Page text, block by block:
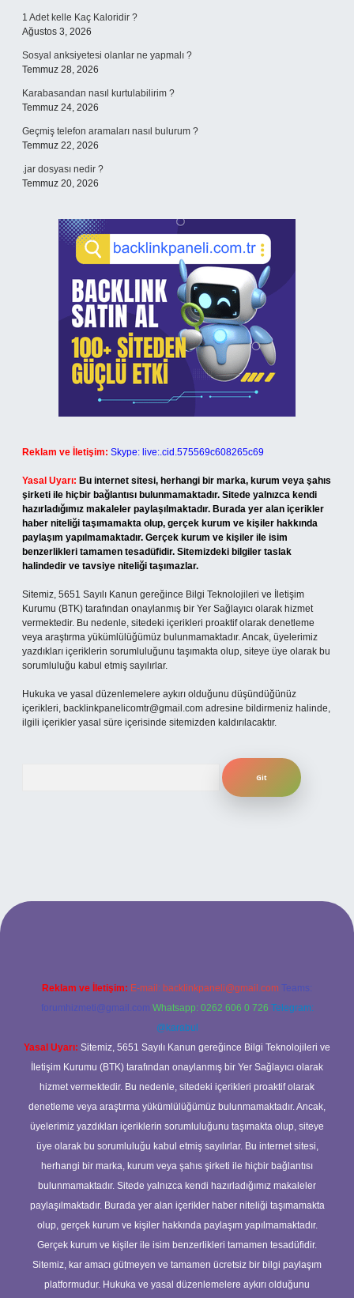
1 Adet kelle Kaç Kaloridir ?
Ağustos 3, 2026
Sosyal anksiyetesi olanlar ne yapmalı ?
Temmuz 28, 2026
Karabasandan nasıl kurtulabilirim ?
Temmuz 24, 2026
Geçmiş telefon aramaları nasıl bulurum ?
Temmuz 22, 2026
.jar dosyası nedir ?
Temmuz 20, 2026
Reklam ve İletişim: Skype: live:.cid.575569c608265c69
Yasal Uyarı: Bu internet sitesi, herhangi bir marka, kurum veya şahıs
şirketi ile hiçbir bağlantısı bulunmamaktadır. Sitede yalnızca kendi
hazırladığımız makaleler paylaşılmaktadır. Burada yer alan içerikler
haber niteliği taşımamakta olup, gerçek kurum ve kişiler hakkında
paylaşım yapılmamaktadır. Gerçek kurum ve kişiler ile isim
benzerlikleri tamamen tesadüfidir. Sitemizdeki bilgiler taslak
halindedir ve tavsiye niteliği taşımazlar.
Sitemiz, 5651 Sayılı Kanun gereğince Bilgi Teknolojileri ve İletişim
Kurumu (BTK) tarafından onaylanmış bir Yer Sağlayıcı olarak hizmet
vermektedir. Bu nedenle, sitedeki içerikleri proaktif olarak denetleme
veya araştırma yükümlülüğümüz bulunmamaktadır. Ancak, üyelerimiz
yazdıkları içeriklerin sorumluluğunu taşımakta olup, siteye üye olarak bu
sorumluluğu kabul etmiş sayılırlar.
Hukuka ve yasal düzenlemelere aykırı olduğunu düşündüğünüz
içerikleri, backlinkpanelicomtr@gmail.com adresine bildirmeniz halinde,
ilgili içerikler yasal süre içerisinde sitemizden kaldırılacaktır.
yeni giriş adresi
Reklam ve İletişim: E-mail: backlinkpaneli@gmail.com Teams:
forumhizmeti@gmail.com Whatsapp: 0262 606 0 726 Telegram:
@karabul
Yasal Uyarı: Sitemiz, 5651 Sayılı Kanun gereğince Bilgi Teknolojileri ve
İletişim Kurumu (BTK) tarafından onaylanmış bir Yer Sağlayıcı olarak
hizmet vermektedir. Bu nedenle, sitedeki içerikleri proaktif olarak
denetleme veya araştırma yükümlülüğümüz bulunmamaktadır. Ancak,
üyelerimiz yazdıkları içeriklerin sorumluluğunu taşımakta olup, siteye
üye olarak bu sorumluluğu kabul etmiş sayılırlar. Bu internet sitesi,
herhangi bir marka, kurum veya şahıs şirketi ile hiçbir bağlantısı
bulunmamaktadır. Sitede yalnızca kendi hazırladığımız makaleler
paylaşılmaktadır. Burada yer alan içerikler haber niteliği taşımamakta
olup, gerçek kurum ve kişiler hakkında paylaşım yapılmamaktadır.
Gerçek kurum ve kişiler ile isim benzerlikleri tamamen tesadüfidir.
Sitemiz, kar amacı gütmeyen ve tamamen ücretsiz bir bilgi paylaşım
platformudur. Hukuka ve yasal düzenlemelere aykırı olduğunu